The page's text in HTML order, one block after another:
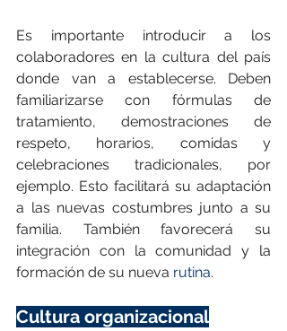
Es importante introducir a los
colaboradores en la cultura del país
donde van a establecerse. Deben
familiarizarse con fórmulas de
tratamiento, demostraciones de
respeto, horarios, comidas y
celebraciones tradicionales, por
ejemplo. Esto facilitará su adaptación
a las nuevas costumbres junto a su
familia. También favorecerá su
integración con la comunidad y la
formación de su nueva rutina.
Cultura organizacional